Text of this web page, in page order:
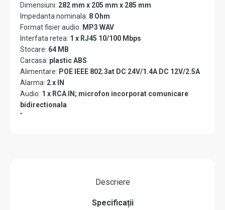
Dimensiuni: 282 mm x 205 mm x 285 mm
Impedanta nominala: 8 Ohm
Format fisier audio: MP3 WAV
Interfata retea: 1 x RJ45 10/100 Mbps
Stocare: 64 MB
Carcasa: plastic ABS
Alimentare: POE IEEE 802.3at DC 24V/1.4A DC 12V/2.5A
Alarma: 2 x IN
Audio: 1 x RCA IN; microfon incorporat comunicare
bidirectionala
"
Descriere
Specificații